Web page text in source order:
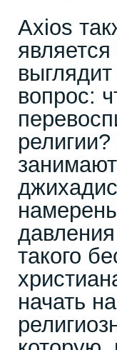
Axios
вопрос:
такого
начать